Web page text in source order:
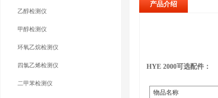
乙醇检测仪
甲醇检测仪
环氧乙烷检测仪
四氯乙烯检测仪
二甲苯检测仪
产品介绍
HYE 2000可选配件：
物品名称